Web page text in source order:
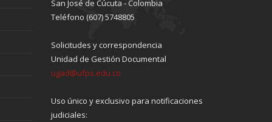
San José de Cúcuta - Colombia
Teléfono (607) 5748805
Solicitudes y correspondencia
Unidad de Gestión Documental
ugad@ufps.edu.co
Uso único y exclusivo para notificaciones
judiciales: